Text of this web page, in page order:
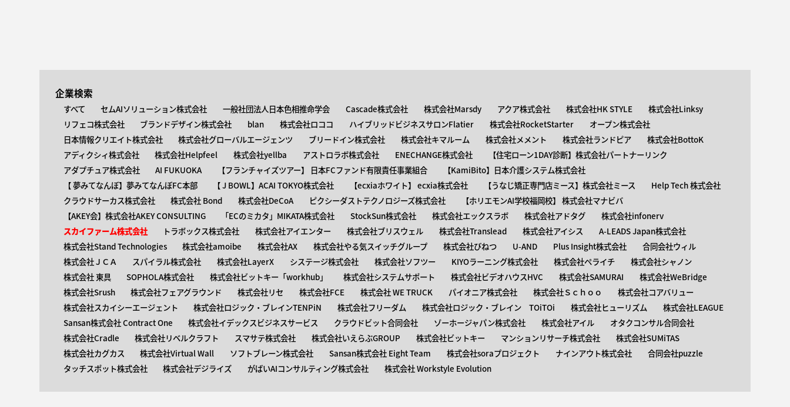
企業検索
すべて セムAIソリューション株式会社 一般社団法人日本色相推命学会 Cascade株式会社 株式会社Marsdy アクア株式会社 株式会社HK STYLE
株式会社Linksy
リフェコ株式会社
ブランドデザイン株式会社 blan 株式会社ロココ ハイブリッドビジネスサロンFlatier 株式会社RocketStarter
オープン株式会社
日本情報クリエイト株式会社
株式会社グローバルエージェンツ ブリードイン株式会社 株式会社キマルーム 株式会社メメント 株式会社ランドピア
株式会社BottoK
アディクシィ株式会社
株式会社Helpfeel 株式会社yellba アストロラボ株式会社 ENECHANGE株式会社
【住宅ローン1DAY診断】株式会社パートナーリンク
アダプチュア株式会社
AI FUKUOKA 【​フランチャイズツアー】 日本FCファンド有限責任事業組合
【KamiBito​】日本介護システム株式会社
【 ​夢みてなんぼ】夢みてなんぼFC本部
【 ​J BOWL】ACAI TOKYO株式会社 【​ecxiaホワイト】 ecxia株式会社 【​うなじ矯正専門店ミース】株式会社ミース
Help Tech 株式会社
クラウドサーカス株式会社
株式会社 Bond 株式会社DeCoA ピクシーダストテクノロジーズ株式会社
【ホリエモンAI学校福岡校】 株式会社マナビバ
【AKEY会】株式会社AKEY CONSULTING
「ECのミカタ」MIKATA株式会社 StockSun株式会社 株式会社エックスラボ 株式会社アドタグ
株式会社infonerv
スカイファーム株式会社
トラボックス株式会社 株式会社アイエンター 株式会社ブリスウェル 株式会社Translead 株式会社アイシス
A-LEADS Japan株式会社
株式会社Stand Technologies
株式会社amoibe 株式会社AX 株式会社やる気スイッチグループ 株式会社びねつ U-AND Plus Insight株式会社
合同会社ウィル
株式会社ＪＣＡ
スパイラル株式会社 株式会社LayerX システージ株式会社 株式会社ソフツー KIYOラーニング株式会社 株式会社ペライチ
株式会社シャノン
株式会社 東具
SOPHOLA株式会社 株式会社ビットキー「workhub」 株式会社システムサポート 株式会社ビデオハウスHVC 株式会社SAMURAI
株式会社WeBridge
株式会社Srush
株式会社フェアグラウンド 株式会社リセ 株式会社FCE 株式会社 WE TRUCK パイオニア株式会社 株式会社Ｓｃｈｏｏ
株式会社コアバリュー
株式会社スカイシーエージェント
株式会社ロジック・ブレインTENPiN 株式会社フリーダム 株式会社ロジック・ブレイン TOiTOi 株式会社ヒューリズム
株式会社LEAGUE
Sansan株式会社 Contract One
株式会社イデックスビジネスサービス クラウドビット合同会社 ゾーホージャパン株式会社 株式会社アイル
オタクコンサル合同会社
株式会社Cradle
株式会社リベルクラフト スマサテ株式会社 株式会社いえらぶGROUP 株式会社ビットキー マンションリサーチ株式会社
株式会社SUMiTAS
株式会社カグカス
株式会社Virtual Wall ソフトブレーン株式会社 Sansan株式会社 Eight Team 株式会社soraプロジェクト ナインアウト株式会社
合同会社puzzle
タッチスポット株式会社
株式会社デジライズ がばいAIコンサルティング株式会社 株式会社 Workstyle Evolution